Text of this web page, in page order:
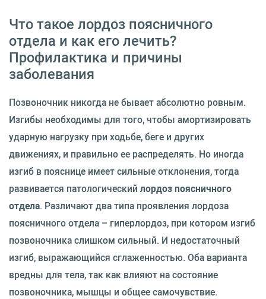
Что такое лордоз поясничного
отдела и как его лечить?
Профилактика и причины
заболевания
Позвоночник никогда не бывает абсолютно ровным.
Изгибы необходимы для того, чтобы амортизировать
ударную нагрузку при ходьбе, беге и других
движениях, и правильно ее распределять. Но иногда
изгиб в пояснице имеет сильные отклонения, тогда
развивается патологический лордоз поясничного
отдела. Различают два типа проявления лордоза
поясничного отдела – гиперлордоз, при котором изгиб
позвоночника слишком сильный. И недостаточный
изгиб, выражающийся сглаженностью. Оба варианта
вредны для тела, так как влияют на состояние
позвоночника, мышцы и общее самочувствие.